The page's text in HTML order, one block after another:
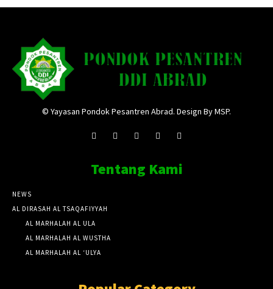
© Yayasan Pondok Pesantren Abrad. Design By MSP.
Tentang Kami
NEWS
AL DIRASAH AL TSAQAFIYYAH
AL MARHALAH AL ULA
AL MARHALAH AL WUSTHA
AL MARHALAH AL ‘ULYA